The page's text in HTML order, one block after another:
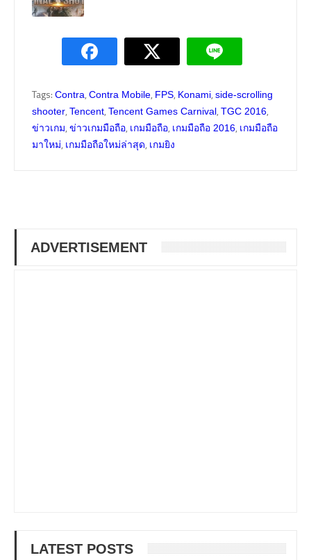
Tags: Contra, Contra Mobile, FPS, Konami, side-scrolling
shooter, Tencent, Tencent Games Carnival, TGC 2016,
ข่าวเกม, ข่าวเกมมือถือ, เกมมือถือ, เกมมือถือ 2016, เกมมือถือ
มาใหม่, เกมมือถือใหม่ล่าสุด, เกมยิง
ADVERTISEMENT
LATEST POSTS